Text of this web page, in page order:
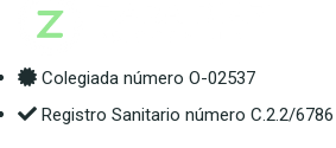
Colegiada número O-02537
Registro Sanitario número C.2.2/6786